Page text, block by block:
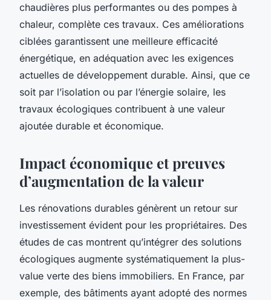
chaudières plus performantes ou des pompes à
chaleur, complète ces travaux. Ces améliorations
ciblées garantissent une meilleure efficacité
énergétique, en adéquation avec les exigences
actuelles de développement durable. Ainsi, que ce
soit par l’isolation ou par l’énergie solaire, les
travaux écologiques contribuent à une valeur
ajoutée durable et économique.
Impact économique et preuves
d’augmentation de la valeur
Les rénovations durables génèrent un retour sur
investissement évident pour les propriétaires. Des
études de cas montrent qu’intégrer des solutions
écologiques augmente systématiquement la plus-
value verte des biens immobiliers. En France, par
exemple, des bâtiments ayant adopté des normes